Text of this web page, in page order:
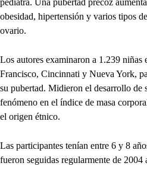
pediatra. Una pubertad precoz
obesidad, hipertensión y varios tipos
ovario.
Los autores examinaron a 1.239 niñas
Francisco, Cincinnati y Nueva York,
su pubertad. Midieron el desarrollo de
fenómeno en el índice de masa
el origen étnico.
Las participantes tenían entre 6 y 8
fueron seguidas regularmente de 2004